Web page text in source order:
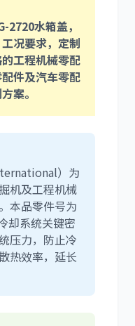
丰田
凯斯
2720水箱盖，
况要求， 定制
工程机械零配
件及汽车零配
案。
）为
机及工程机械
。本品零件号为
却系统关键密
压力，防止冷
热效率，延长